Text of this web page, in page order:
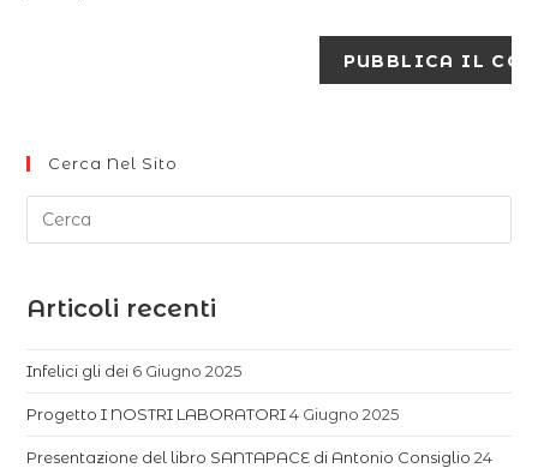
Cerca Nel Sito
Articoli recenti
Infelici gli dei 6 Giugno 2025
Progetto I NOSTRI LABORATORI 4 Giugno 2025
Presentazione del libro SANTAPACE di Antonio Consiglio 24